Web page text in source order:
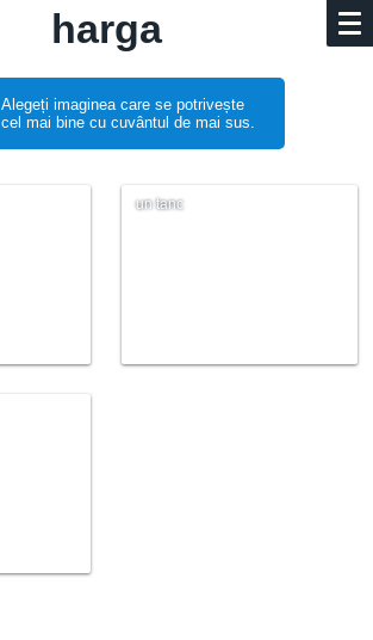
harga
Alegeți imaginea care se potrivește
cel mai bine cu cuvântul de mai sus.
un tanc